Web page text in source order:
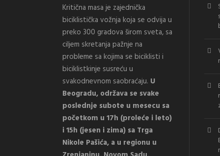
Kritična masa je zajednička
biciklistička vožnja koja se odvija u
preko 300 gradova širom sveta, sa
ciljem skretanja pažnje na
probleme sa kojima se biciklisti i
biciklistkinje susreću u
svakodnevnom saobraćaju. U
Beogradu, održava se svake
poslednje subote u mesecu sa
početkom u 17h (proleće i leto)
i 15h (jesen i zima) sa Trga
Nikole Pašića, a u regionu u